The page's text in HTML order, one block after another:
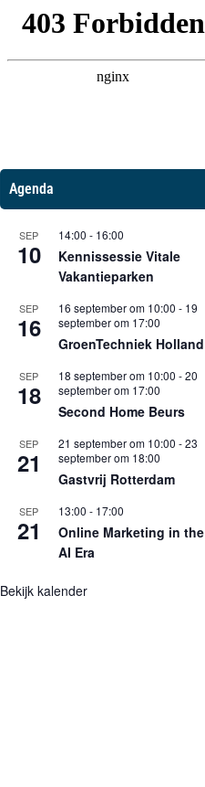
Agenda
SEP
10
14:00 - 16:00
Kennissessie Vitale
Vakantieparken
SEP
16
16 september om 10:00 - 19
september om 17:00
GroenTechniek Holland
SEP
18
18 september om 10:00 -20
september om 17:00
Second Home Beurs
SEP
21
21 september om 10:00 -23
september om 18:00
Gastvrij Rotterdam
SEP
21
13:00 - 17:00
Online Marketing in the
AI Era
Bekijk kalender